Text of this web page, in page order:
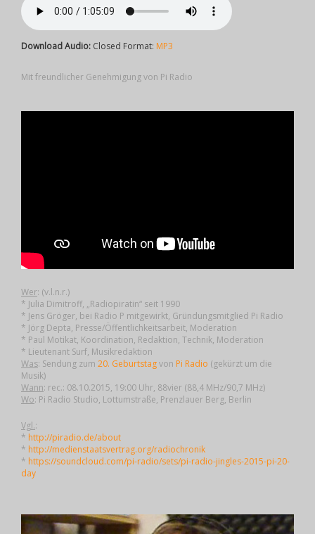
Download Audio: Closed Format: MP3
Mit freundlicher Genehmigung von Pi Radio
Wer: (v.l.n.r.)
* Julia Dimitroff, „Radiopiratin“ seit 1990
* Jens Gröger, bei Radio P mitgewirkt, Gründungsmitglied Pi Radio
* Jörg Depta, Presse/Öffentlichkeitsarbeit, Moderation
* Paul Motikat, Koordination, Redaktion, Technik, Moderation
* Lieutenant Surf, Musikredaktion
Was: Sendung zum 20. Geburtstagvon Pi Radio (gekürzt um die
Musik)
Wann: rec.: 08.10.2015, 19:00 Uhr, 88vier (88,4 MHz/90,7 MHz)
Wo: Pi Radio Studio, Lottumstraße, Prenzlauer Berg, Berlin
Vgl.:
* http://piradio.de/about
* http://medienstaatsvertrag.org/radiochronik
* https://soundcloud.com/pi-radio/sets/pi-radio-jingles-2015-pi-20-
day